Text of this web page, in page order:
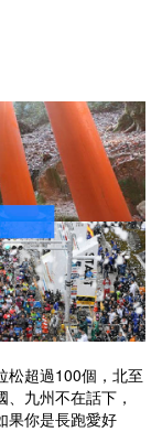
松超過100個，北至
九州不在話下，
果你是長跑愛好